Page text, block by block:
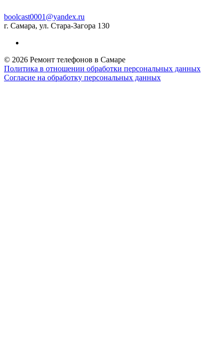
boolcast0001@yandex.ru
г. Самара, ул. Стара-Загора 130
© 2026 Ремонт телефонов в Самаре
Политика в отношении обработки персональных данных
Согласие на обработку персональных данных